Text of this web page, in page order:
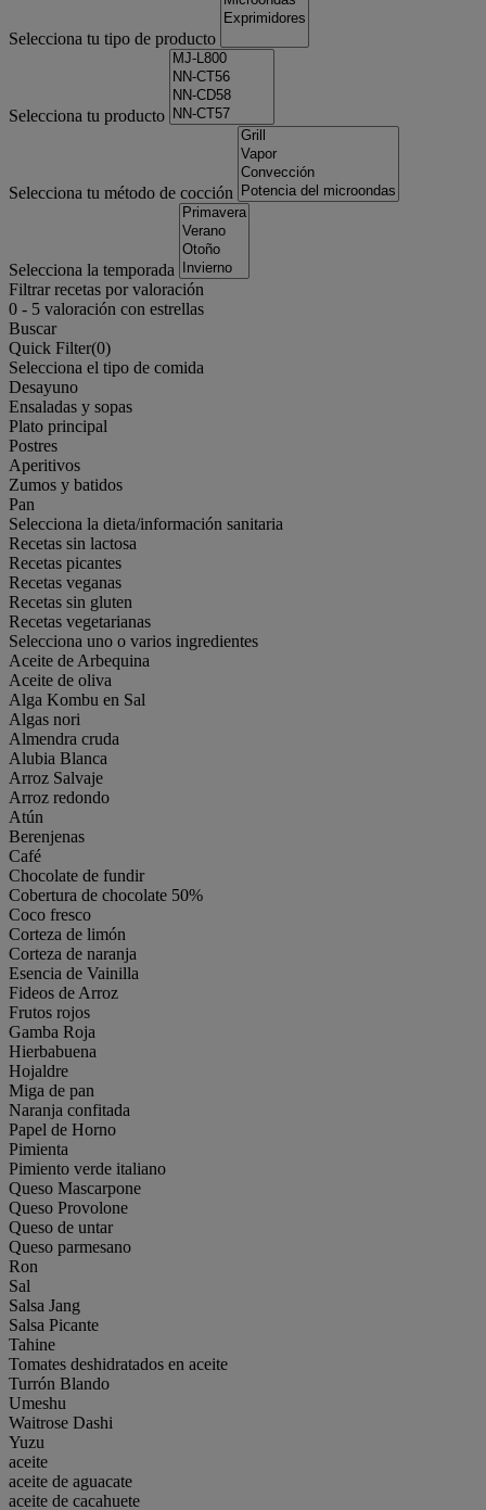
Selecciona tu tipo de producto
Selecciona tu producto
Selecciona tu método de cocción
Selecciona la temporada
Filtrar recetas por valoración
0 - 5 valoración con estrellas
Buscar
Quick Filter(0)
Selecciona el tipo de comida
Desayuno
Ensaladas y sopas
Plato principal
Postres
Aperitivos
Zumos y batidos
Pan
Selecciona la dieta/información sanitaria
Recetas sin lactosa
Recetas picantes
Recetas veganas
Recetas sin gluten
Recetas vegetarianas
Selecciona uno o varios ingredientes
Aceite de Arbequina
Aceite de oliva
Alga Kombu en Sal
Algas nori
Almendra cruda
Alubia Blanca
Arroz Salvaje
Arroz redondo
Atún
Berenjenas
Café
Chocolate de fundir
Cobertura de chocolate 50%
Coco fresco
Corteza de limón
Corteza de naranja
Esencia de Vainilla
Fideos de Arroz
Frutos rojos
Gamba Roja
Hierbabuena
Hojaldre
Miga de pan
Naranja confitada
Papel de Horno
Pimienta
Pimiento verde italiano
Queso Mascarpone
Queso Provolone
Queso de untar
Queso parmesano
Ron
Sal
Salsa Jang
Salsa Picante
Tahine
Tomates deshidratados en aceite
Turrón Blando
Umeshu
Waitrose Dashi
Yuzu
aceite
aceite de aguacate
aceite de cacahuete